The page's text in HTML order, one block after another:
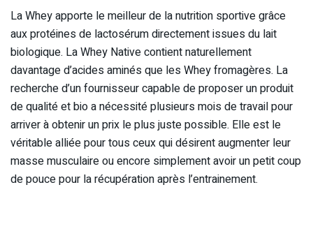
La Whey apporte le meilleur de la nutrition sportive grâce
aux protéines de lactosérum directement issues du lait
biologique. La Whey Native contient naturellement
davantage d’acides aminés que les Whey fromagères. La
recherche d’un fournisseur capable de proposer un produit
de qualité et bio a nécessité plusieurs mois de travail pour
arriver à obtenir un prix le plus juste possible. Elle est le
véritable alliée pour tous ceux qui désirent augmenter leur
masse musculaire ou encore simplement avoir un petit coup
de pouce pour la récupération après l’entrainement.